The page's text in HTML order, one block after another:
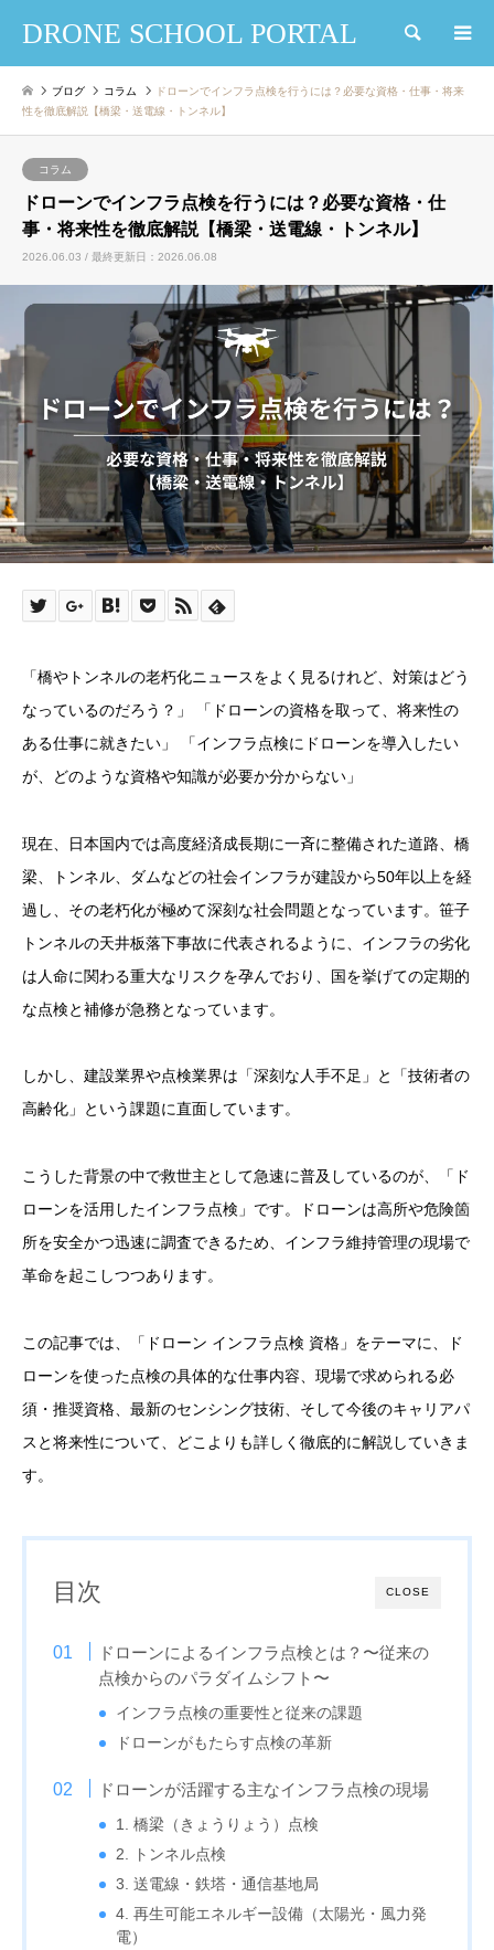
DRONE SCHOOL PORTAL 検索
ブログ コラム
ドローンでインフラ点検を行うには？必要な資格・仕事・将来
性を徹底解説【橋梁・送電線・トンネル】
コラム
ドローンでインフラ点検を行うには？必要な資格・仕
事・将来性を徹底解説【橋梁・送電線・トンネル】
2026.06.03 / 最終更新日：2026.06.08
「橋やトンネルの老朽化ニュースをよく見るけれど、対策はどう
なっているのだろう？」 「ドローンの資格を取って、将来性の
ある仕事に就きたい」 「インフラ点検にドローンを導入したい
が、どのような資格や知識が必要か分からない」
現在、日本国内では高度経済成長期に一斉に整備された道路、橋
梁、トンネル、ダムなどの社会インフラが建設から50年以上を経
過し、その老朽化が極めて深刻な社会問題となっています。笹子
トンネルの天井板落下事故に代表されるように、インフラの劣化
は人命に関わる重大なリスクを孕んでおり、国を挙げての定期的
な点検と補修が急務となっています。
しかし、建設業界や点検業界は「深刻な人手不足」と「技術者の
高齢化」という課題に直面しています。
こうした背景の中で救世主として急速に普及しているのが、「ド
ローンを活用したインフラ点検」です。ドローンは高所や危険箇
所を安全かつ迅速に調査できるため、インフラ維持管理の現場で
革命を起こしつつあります。
この記事では、「ドローン インフラ点検 資格」をテーマに、ド
ローンを使った点検の具体的な仕事内容、現場で求められる必
須・推奨資格、最新のセンシング技術、そして今後のキャリアパ
スと将来性について、どこよりも詳しく徹底的に解説していきま
す。
CLOSE
目次
ドローンによるインフラ点検とは？〜従来の
点検からのパラダイムシフト〜
インフラ点検の重要性と従来の課題
ドローンがもたらす点検の革新
ドローンが活躍する主なインフラ点検の現場
1. 橋梁（きょうりょう）点検
2. トンネル点検
3. 送電線・鉄塔・通信基地局
4. 再生可能エネルギー設備（太陽光・風力発
電）